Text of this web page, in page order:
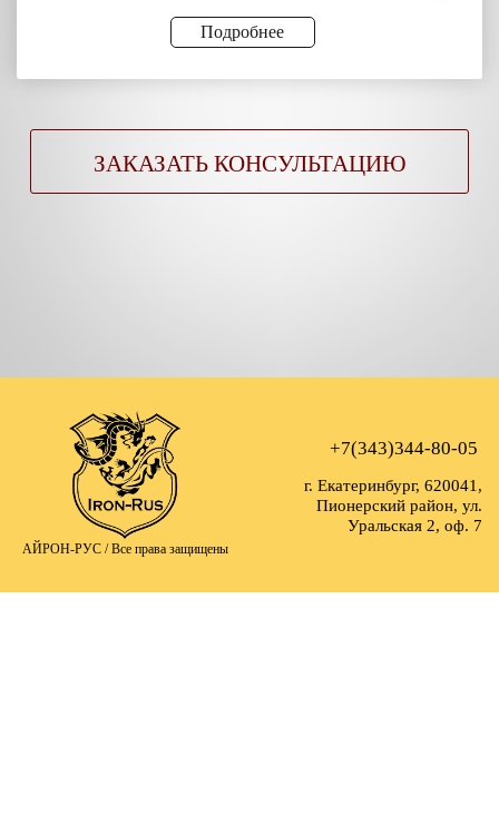
Подробнее
ЗАКАЗАТЬ КОНСУЛЬТАЦИЮ
АЙРОН-РУС /Все права защищены
+7(343)344-80-05
г. Екатеринбург, 620041,
Пионерский район, ул.
Уральская 2, оф. 7